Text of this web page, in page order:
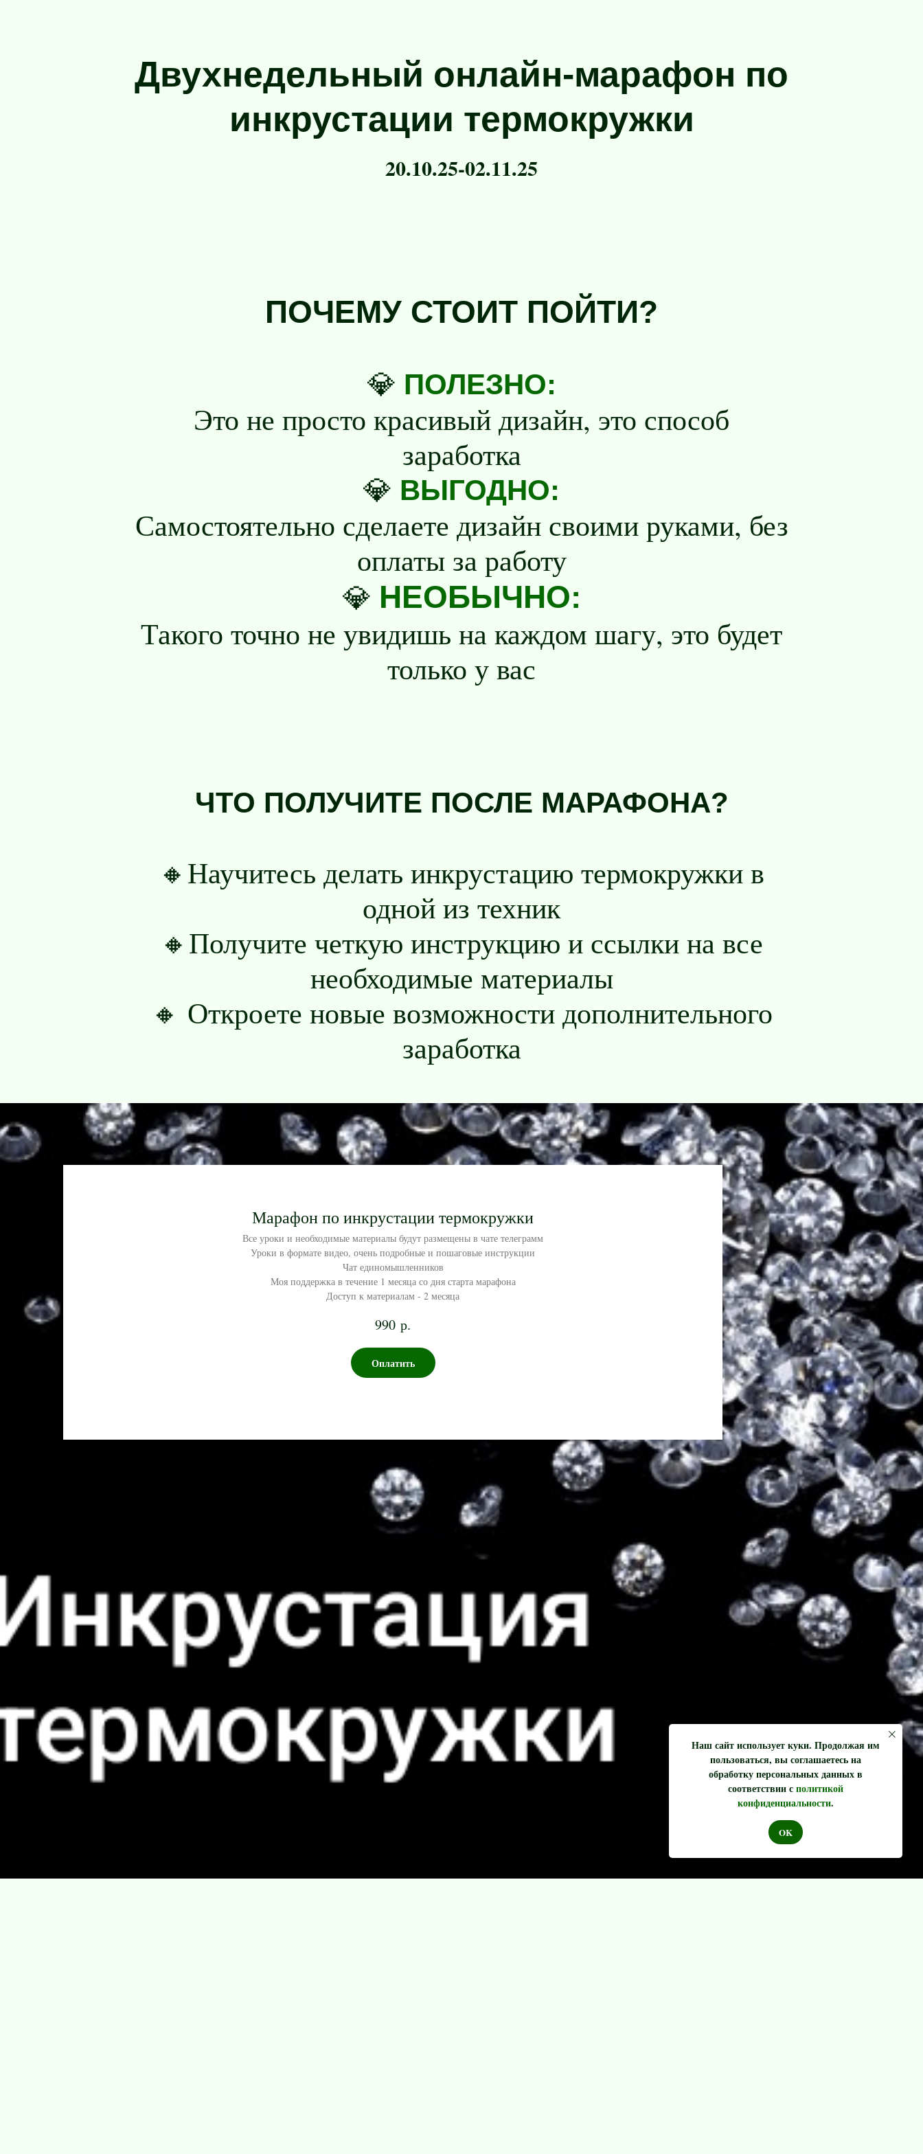
Двухнедельный онлайн-марафон по
инкрустации термокружки
20.10.25-02.11.25
ПОЧЕМУ СТОИТ ПОЙТИ?
💎 ПОЛЕЗНО:
Это не просто красивый дизайн, это способ
заработка
💎 ВЫГОДНО:
Самостоятельно сделаете дизайн своими руками, без
оплаты за работу
💎 НЕОБЫЧНО:
Такого точно не увидишь на каждом шагу, это будет
только у вас
ЧТО ПОЛУЧИТЕ ПОСЛЕ МАРАФОНА?
🔸Научитесь делать инкрустацию термокружки в
одной из техник
🔸Получите четкую инструкцию и ссылки на все
необходимые материалы
🔸 Откроете новые возможности дополнительного
заработка
Марафон по инкрустации термокружки
Все уроки и необходимые материалы будут размещены в чате телеграмм
Уроки в формате видео, очень подробные и пошаговые инструкции
Чат единомышленников
Моя поддержка в течение 1 месяца со дня старта марафона
Доступ к материалам - 2 месяца
990 р.
Оплатить
Наш сайт использует куки. Продолжая им
пользоваться, вы соглашаетесь на
обработку персональных данных в
соответствии сполитикой
конфиденциальности.
OK